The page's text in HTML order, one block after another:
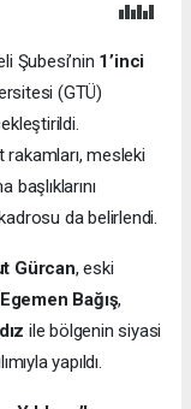
Şubesi’nin 1’inci
(GTÜ)
mesleki
başlıklarını
da belirlendi.
Gürcan, eski
Egemen Bağış,
ile bölgenin siyasi
yapıldı.